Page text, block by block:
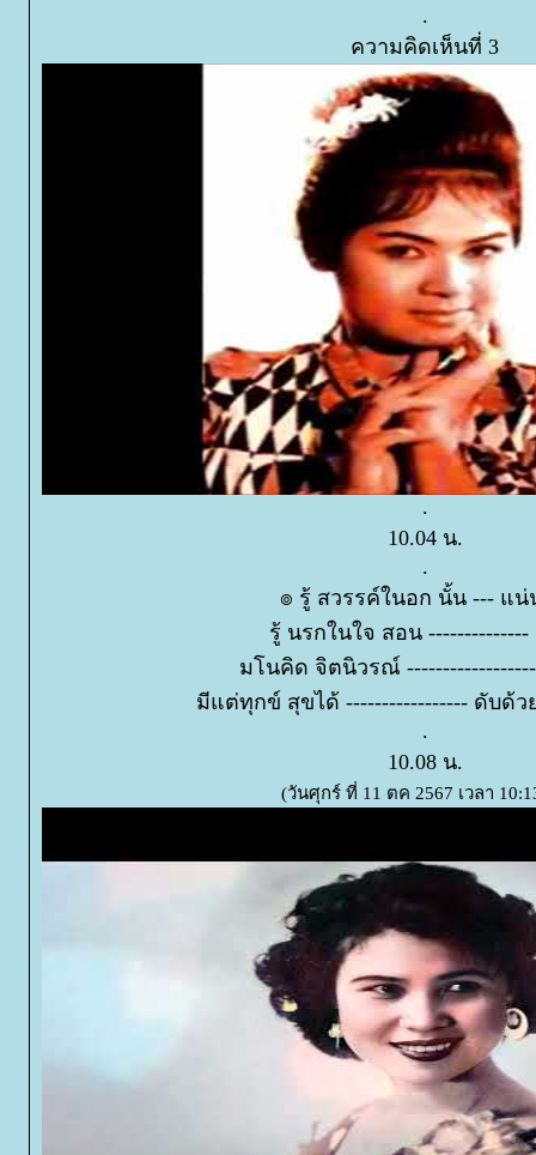
.
ความคิดเห็นที่ 3
.
10.04 น.
.
๏ รู้ สวรรค์ในอก นั้น --- แน่
รู้ นรกในใจ สอน --------------
มโนคิด จิตนิวรณ์
มีแต่ทุกข์ สุขได้ ----------------- ดับด้
.
10.08 น.
(วันศุกร์ ที่ 11 ตค 2567 เวลา